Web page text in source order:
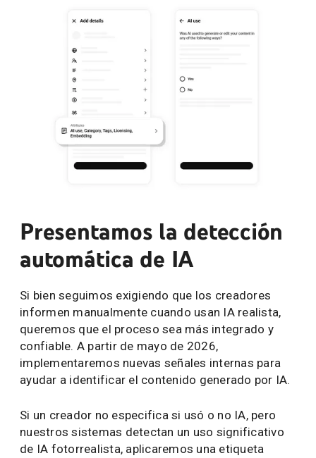
Presentamos la detección
automática de IA
Si bien seguimos exigiendo que los creadores
informen manualmente cuando usan IA realista,
queremos que el proceso sea más integrado y
confiable. A partir de mayo de 2026,
implementaremos nuevas señales internas para
ayudar a identificar el contenido generado por IA.
Si un creador no especifica si usó o no IA, pero
nuestros sistemas detectan un uso significativo
de IA fotorrealista, aplicaremos una etiqueta